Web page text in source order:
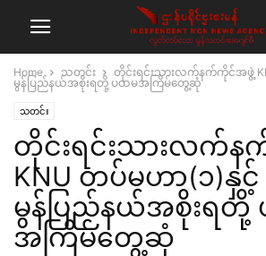
Home သတင်း
တိုင်းရင်းသားလက်နက်ကိုင်အဖွဲ့
မွန်ပြည်နယ်အစိုးရတို့ ပထမအကြိမ်တွေ့ဆုံ
သတင်း
တိုင်းရင်းသားလက်
KNU တပ်မဟာ(၁)နှင့်
မွန်ပြည်နယ်အစိုးရတို့
အကြိမ်တွေ့ဆုံ